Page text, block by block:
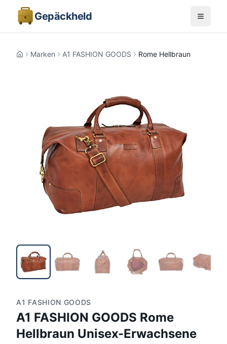
Gepäckheld
HomeMarken A1 FASHION GOODS Rome Hellbraun
A1 FASHION GOODS
A1 FASHION GOODS Rome
Hellbraun Unisex-Erwachsene